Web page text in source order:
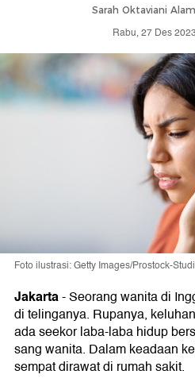
Sarah Oktaviani
Rabu, 27 Des
Foto ilustrasi: Getty Images/Prostock-
Jakarta-Seorang wanita di
di telinganya. Rupanya,
ada seekor laba-laba hidup
sang wanita. Dalam keadaan
sempat dirawat di rumah sakit.